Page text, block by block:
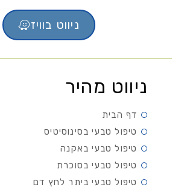
ניווט בוויז
ניווט מהיר
דף הבית
טיפול טבעי בסינוסיטיס
טיפול טבעי באקנה
טיפול טבעי בסוכרת
טיפול טבעי ביתר לחץ דם